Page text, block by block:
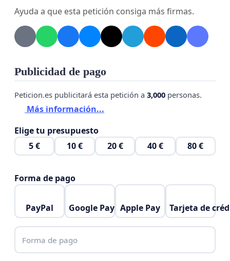
Ayuda a que esta petición consiga más firmas.
Publicidad de pago
Peticion.es publicitará esta petición a 3,000 personas.
Más información...
Elige tu presupuesto
5 €
10 € 20 € 40 € 80 €
Forma de pago
PayPal Google Pay Apple Pay Tarjeta de
Forma de pago